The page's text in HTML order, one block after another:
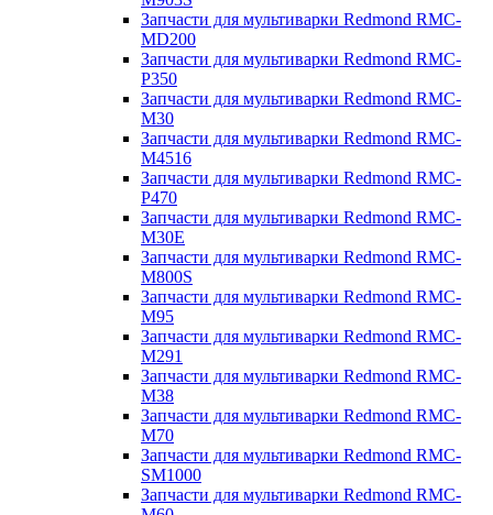
Запчасти для мультиварки Redmond RMC-
MD200
Запчасти для мультиварки Redmond RMC-
P350
Запчасти для мультиварки Redmond RMC-
M30
Запчасти для мультиварки Redmond RMC-
M4516
Запчасти для мультиварки Redmond RMC-
P470
Запчасти для мультиварки Redmond RMC-
M30E
Запчасти для мультиварки Redmond RMC-
M800S
Запчасти для мультиварки Redmond RMC-
M95
Запчасти для мультиварки Redmond RMC-
M291
Запчасти для мультиварки Redmond RMC-
M38
Запчасти для мультиварки Redmond RMC-
M70
Запчасти для мультиварки Redmond RMC-
SM1000
Запчасти для мультиварки Redmond RMC-